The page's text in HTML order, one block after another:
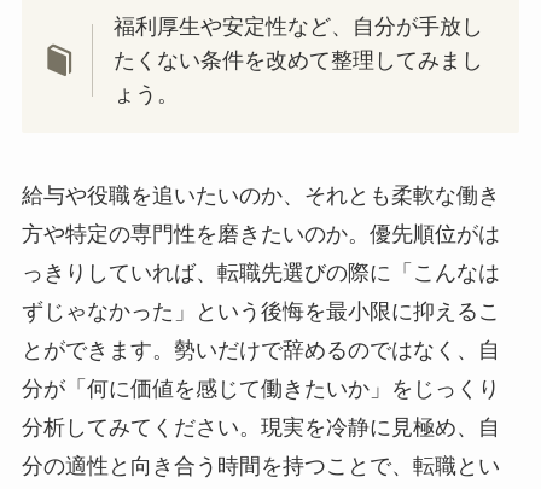
福利厚生や安定性など、自分が手放し
たくない条件を改めて整理してみまし
ょう。
給与や役職を追いたいのか、それとも柔軟な働き
方や特定の専門性を磨きたいのか。優先順位がは
っきりしていれば、転職先選びの際に「こんなは
ずじゃなかった」という後悔を最小限に抑えるこ
とができます。勢いだけで辞めるのではなく、自
分が「何に価値を感じて働きたいか」をじっくり
分析してみてください。現実を冷静に見極め、自
分の適性と向き合う時間を持つことで、転職とい